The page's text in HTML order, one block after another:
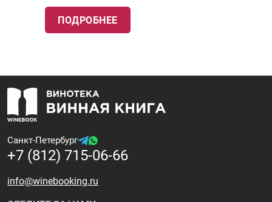
ПОДРОБНЕЕ
Санкт-Петербург
+7 (812) 715-06-66
info@winebooking.ru